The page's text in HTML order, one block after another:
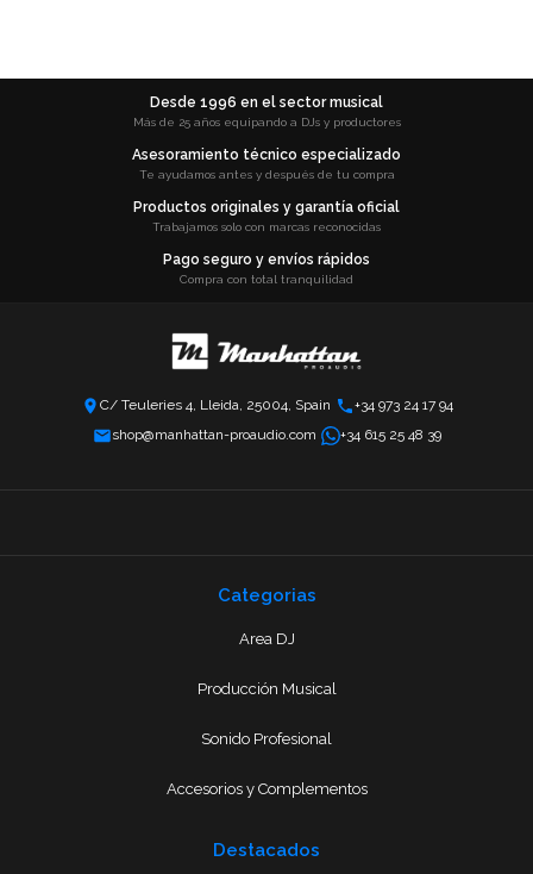
Desde 1996 en el sector musical
Más de 25 años equipando a DJs y productores
Asesoramiento técnico especializado
Te ayudamos antes y después de tu compra
Productos originales y garantía oficial
Trabajamos solo con marcas reconocidas
Pago seguro y envíos rápidos
Compra con total tranquilidad
C/ Teuleries 4, Lleida, 25004, Spain
+34 973 24 17 94
shop@manhattan-proaudio.com
+34 615 25 48 39
Categorias
Area DJ
Producción Musical
Sonido Profesional
Accesorios y Complementos
Destacados